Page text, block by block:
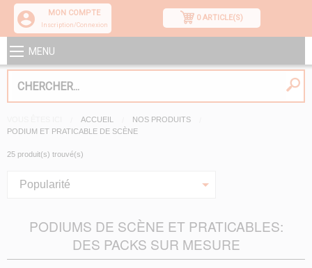
MON COMPTE
Inscription/Connexion
0 ARTICLE(S)
MENU
ACCUEIL
NOS PRODUITS
PODIUM ET PRATICABLE DE SCÈNE
25 produit(s) trouvé(s)
Popularité
PODIUMS DE SCÈNE ET PRATICABLES:
DES PACKS SUR MESURE